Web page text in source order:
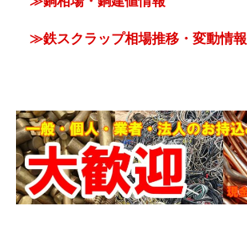
≫鉄スクラップ相場推移・変動情報